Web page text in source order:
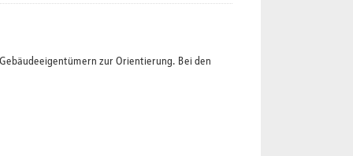
zur Orientierung. Bei den